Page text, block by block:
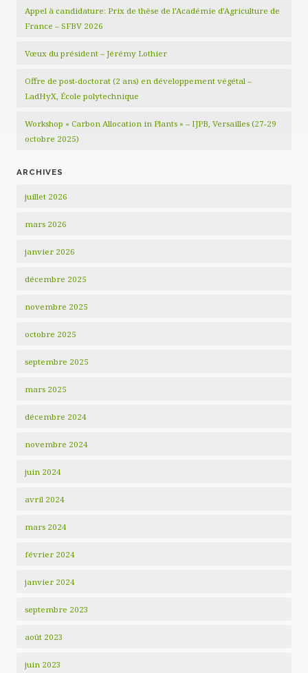
Appel à candidature: Prix de thèse de l’Académie d’Agriculture de
France – SFBV 2026
Vœux du président – Jérémy Lothier
Offre de post-doctorat (2 ans) en développement végétal –
LadHyX, École polytechnique
Workshop « Carbon Allocation in Plants » – IJPB, Versailles (27-29
octobre 2025)
ARCHIVES
juillet 2026
mars 2026
janvier 2026
décembre 2025
novembre 2025
octobre 2025
septembre 2025
mars 2025
décembre 2024
novembre 2024
juin 2024
avril 2024
mars 2024
février 2024
janvier 2024
septembre 2023
août 2023
juin 2023